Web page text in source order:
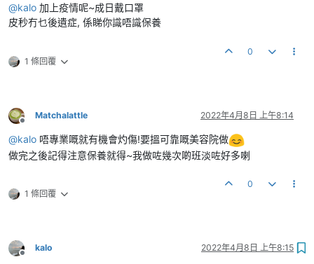
@kalo 加上疫情呢~成日戴口罩
皮秒冇乜後遺症, 係睇你識唔識保養
1 條回覆
0
離線
Matchalattle 2022年4月8日 上午8:14
@kalo 唔專業嘅就有機會灼傷!要搵可靠嘅美容院做
做完之後記得注意保養就得~我做咗幾次啲班淡咗好多喇
1 條回覆
0
離線
kalo 2022年4月8日 上午8:15